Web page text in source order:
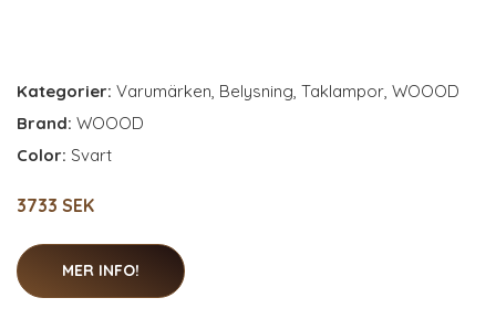
Kategorier: Varumärken, Belysning, Taklampor, WOOOD
Brand: WOOOD
Color: Svart
3733 SEK
MER INFO!